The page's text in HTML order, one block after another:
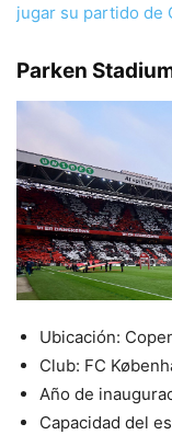
jugar su partido de
Parken
Ubicación:
Club: FC
Año de
Capacidad del